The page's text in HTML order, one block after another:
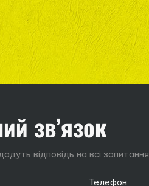
зв’язок
відповідь на всі запитання